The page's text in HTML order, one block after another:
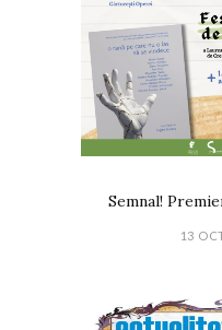
Semnal!
13